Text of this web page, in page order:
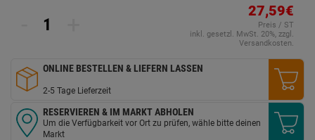
27,59€
Preis / ST
inkl. gesetzl. MwSt. 20%, zzgl.
Versandkosten.
ONLINE BESTELLEN & LIEFERN LASSEN
2-5 Tage Lieferzeit
RESERVIEREN & IM MARKT ABHOLEN
Um die Verfügbarkeit vor Ort zu prüfen, wähle bitte deinen
Markt